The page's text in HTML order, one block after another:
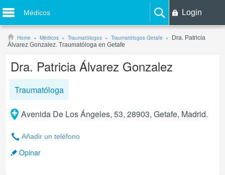
Médicos Login
Home Médicos Traumatólogos Traumatólogos Getafe
Dra. Patricia
Álvarez Gonzalez. Traumatóloga en Getafe
Dra. Patricia Álvarez Gonzalez
Traumatóloga
Avenida De Los Ángeles, 53, 28903, Getafe, Madrid.
Añadir un teléfono
Opinar